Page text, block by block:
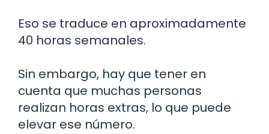
Eso se traduce en aproximadamente
40 horas semanales.
Sin embargo, hay que tener en
cuenta que muchas personas
realizan horas extras, lo que puede
elevar ese número.